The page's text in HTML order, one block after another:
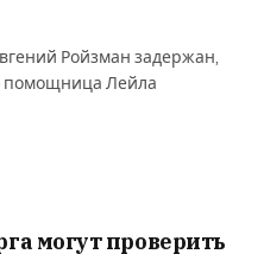
Ройзман задержан,
помощница Лейла
могут проверить